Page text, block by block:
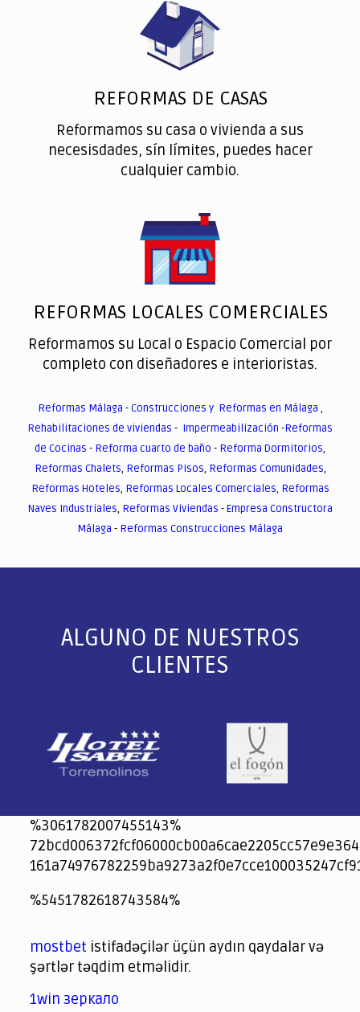
REFORMAS DE CASAS
Reformamos su casa o vivienda a sus
necesisdades, sín límites, puedes hacer
cualquier cambio.
REFORMAS LOCALES COMERCIALES
Reformamos su Local o Espacio Comercial por
completo con diseñadores e interioristas.
Reformas Málaga -Construcciones y Reformas en Málaga ,
Rehabilitaciones de viviendas - Impermeabilización -Reformas
de Cocinas - Reforma cuarto de baño - Reforma Dormitorios,
Reformas Chalets, Reformas Pisos, Reformas Comunidades,
Reformas Hoteles, Reformas Locales Comerciales, Reformas
Naves Industriales, Reformas Viviendas -Empresa Constructora
Málaga - Reformas Construcciones Málaga
ALGUNO DE NUESTROS
CLIENTES
%3061782007455143%
jeetcity
1xbet
jeet city casino
%5451782618743584%
spintiger
Avabet
Spinrise
Crown Green
Crowngreen casino login
슈가 러쉬1000 슬롯
crazy time casino online
1xcasinozambia.com
codingworldnews.com
parimatch.kr
winorio
winorio casino
winorio
mostbet istifadəçilər üçün aydın qaydalar və
şərtlər təqdim etməlidir.
1win зеркало